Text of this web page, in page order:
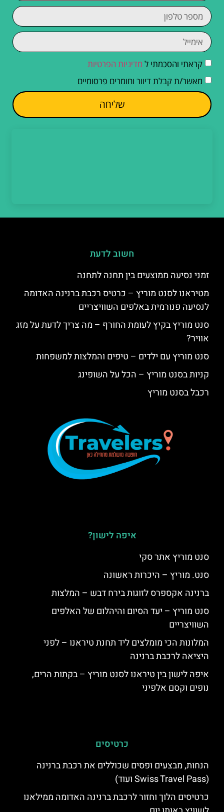
קראתי והסכמתי ל מדיניות הפרטיות
מאשר/ת קבלת דיוור וחומרים פרסומיים
שליחה
חשוב לדעת
זמני נסיעה ממוצעים בין תחנה לתחנה
מטיראנו לסנט מוריץ – כרטיס רכבת ברנינה האדומה
לנסיעה פנורמית באלפים השוויצריים
סנט מוריץ בקיץ לעומת החורף – מה צריך לדעת על מזג
אוויר?
סנט מוריץ עם ילדים – טיפים והמלצות למשפחות
קניות בסנט מוריץ – הכל על השופינג
רכבל בסנט מוריץ
איפה לישון?
סנט מוריץ אתר סקי
סנט. מוריץ – היכרות ראשונה
ברנינה אקספרס לזוגות בירח דבש – המלצות
סנט מוריץ – יעד הסיום והיהלום של האלפים
השוויצריים
המלונות הכי מומלצים ליד תחנת טיראנו – לפני
היציאה לרכבת ברנינה
איפה לישון בין טיראנו לסנט מוריץ – בקתות הרים,
נופים וקסם אלפיני
כרטיסים
הנחות, מבצעים ופסים שכוללים את רכבת ברנינה
(Swiss Travel Pass ועוד)
כרטיסים הלוך וחזור לרכבת ברנינה האדומה ממילאנו